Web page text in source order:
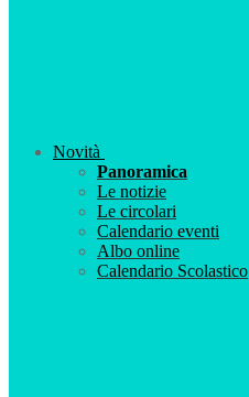
Novità
Panoramica
Le notizie
Le circolari
Calendario eventi
Albo online
Calendario Scolastico